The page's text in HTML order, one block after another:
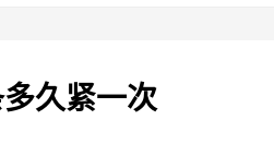
久紧一次